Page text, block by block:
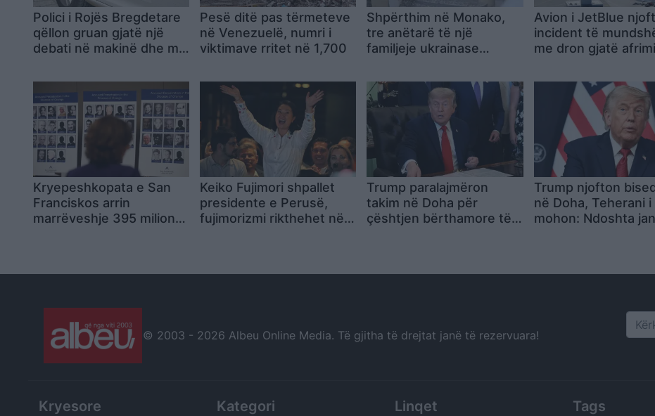
Polici i Rojës Bregdetare
qëllon gruan gjatë një
debati në makinë dhe më
Qipro
Pesë ditë pas tërmeteve
në Venezuelë, numri i
viktimave rritet në 1,700
Shpërthim në Monako,
tre anëtarë të një
familjeje ukrainase
autoritetet verifikojnë
pistën terroriste
Avion i JetBlue
incident të
me dron gjatë
Kryepeshkopata e San
Franciskos arrin
marrëveshje 395 milionë
Keiko Fujimori shpallet
presidente e Perusë,
fujimorizmi rikthehet në
Trump paralajmëron
takim në Doha për
çështjen bërthamore të
Trump njofton
në Doha, Teherani i
mohon: Ndoshta
© 2003 - 2026 Albeu Online Media. Të gjitha të drejtat janë të rezervuara!
Kryesore Kategori Linqet Tags